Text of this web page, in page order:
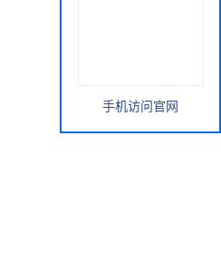
手机访问官网